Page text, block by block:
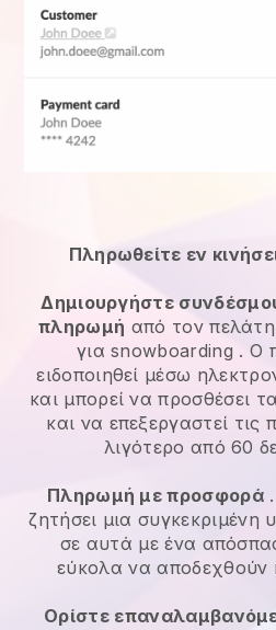
Πληρωθείτε εν
Δημιουργήστε
πληρωμή από τον
για snowboarding . Ο
ειδοποιηθεί μέσω
και μπορεί να προσθέσει
και να επεξεργαστεί τις
λιγότερο από 60
Πληρωμή με προσφορά
ζητήσει μια συγκεκριμένη
σε αυτά με ένα
εύκολα να αποδεχθούν
Ορίστε